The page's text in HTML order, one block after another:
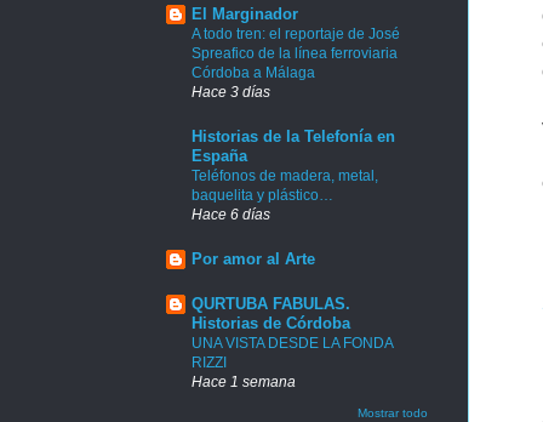
El Marginador
A todo tren: el reportaje de José
Spreafico de la línea ferroviaria
Córdoba a Málaga
Hace 3 días
Historias de la Telefonía en
España
Teléfonos de madera, metal,
baquelita y plástico…
Hace 6 días
Por amor al Arte
QURTUBA FABULAS.
Historias de Córdoba
UNA VISTA DESDE LA FONDA
RIZZI
Hace 1 semana
Mostrar todo